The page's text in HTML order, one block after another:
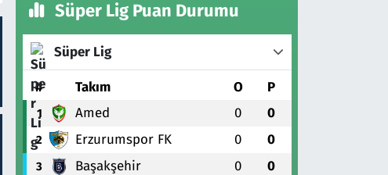
Süper Lig Puan Durumu
Süper Lig
# Takım O P
1 Amed 0 0
2 Erzurumspor FK 0 0
3 Başakşehir 0 0